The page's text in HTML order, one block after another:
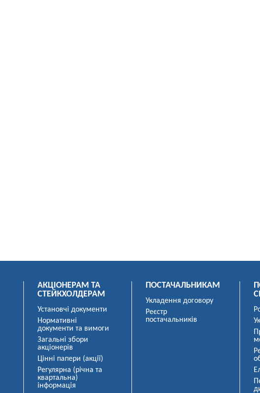
АКЦІОНЕРАМ ТА
СТЕЙКХОЛДЕРАМ
Установчі документи
Нормативні
документи та вимоги
Загальні збори
акціонерів
Цінні папери (акції)
Регулярна (річна та
квартальна)
інформація
ПОСТАЧАЛЬНИКАМ
Укладення договору
Реєстр
постачальників